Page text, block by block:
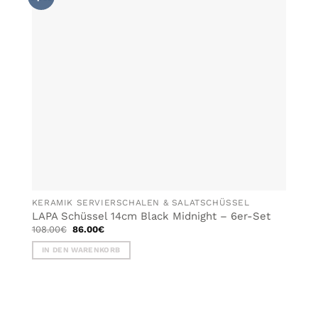
KERAMIK SERVIERSCHALEN & SALATSCHÜSSEL
LAPA Schüssel 14cm Black Midnight – 6er-Set
108.00€ Ursprünglicher
war:
108.00€
86.00€Aktueller
ist:
86.00€.
IN DEN WARENKORB